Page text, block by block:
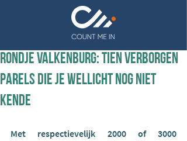
Rondje Valkenburg: Tien verborgen
parels die je wellicht nog niet
kende
Met respectievelijk 2000 of 3000